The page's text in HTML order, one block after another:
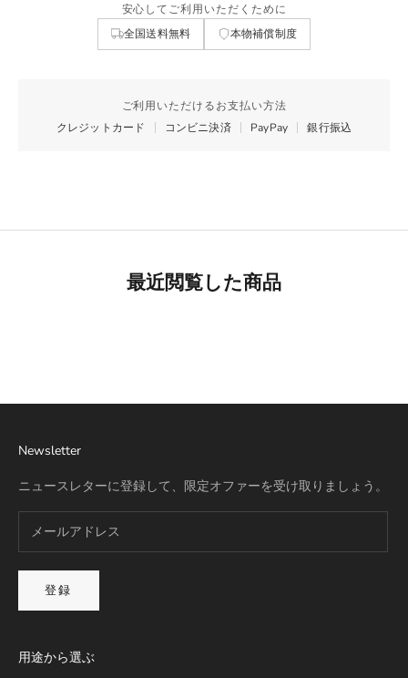
安心してご利用いただくために
全国送料無料 本物補償制度
ご利用いただけるお支払い方法
クレジットカード
コンビニ決済 PayPay 銀行振込
最近閲覧した商品
Newsletter
ニュースレターに登録して、限定オファーを受け取りましょう。
登録
用途から選ぶ